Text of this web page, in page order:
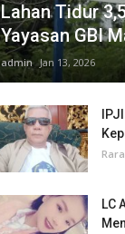
Lahan Tidur
Yayasan GBI
admin Jan 13, 2026
Rara
LC